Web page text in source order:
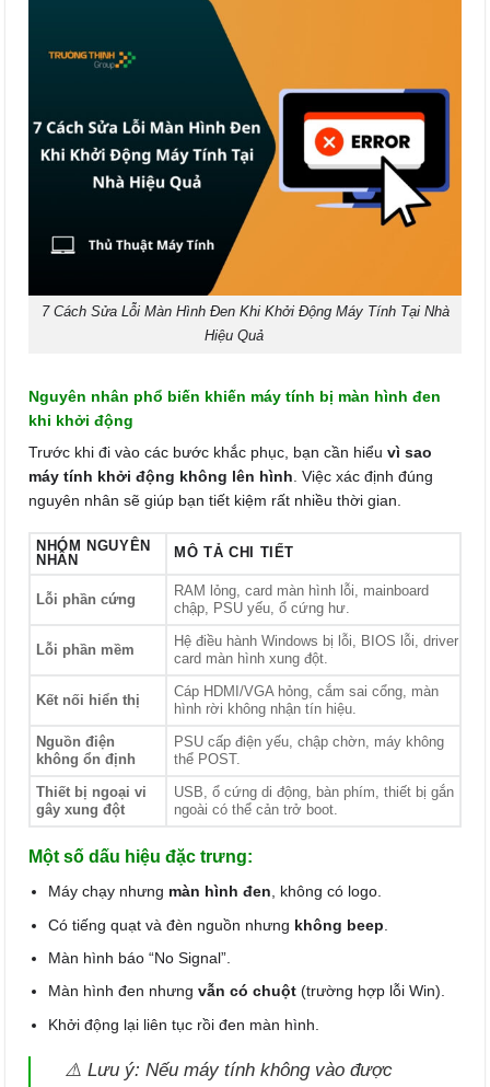
7 Cách Sửa Lỗi Màn Hình Đen Khi Khởi Động Máy Tính Tại Nhà
Hiệu Quả
Nguyên nhân phổ biến khiến máy tính bị màn hình đen
khi khởi động
Trước khi đi vào các bước khắc phục, bạn cần hiểu vì sao
máy tính khởi động không lên hình. Việc xác định đúng
nguyên nhân sẽ giúp bạn tiết kiệm rất nhiều thời gian.
NHÓM NGUYÊN
NHÂN
MÔ TẢ CHI TIẾT
Lỗi phần cứng
RAM lỏng, card màn hình lỗi, mainboard
chập, PSU yếu, ổ cứng hư.
Lỗi phần mềm
Hệ điều hành Windows bị lỗi, BIOS lỗi, driver
card màn hình xung đột.
Kết nối hiển thị
Cáp HDMI/VGA hỏng, cắm sai cổng, màn
hình rời không nhận tín hiệu.
Nguồn điện
không ổn định
PSU cấp điện yếu, chập chờn, máy không
thể POST.
Thiết bị ngoại vi
gây xung đột
USB, ổ cứng di động, bàn phím, thiết bị gắn
ngoài có thể cản trở boot.
Một số dấu hiệu đặc trưng:
Máy chạy nhưng màn hình đen, không có logo.
Có tiếng quạt và đèn nguồn nhưng không beep
Màn hình báo “No Signal”.
Màn hình đen nhưngvẫn có chuột (trường hợp lỗi Win).
Khởi động lại liên tục rồi đen màn hình.
⚠️ Lưu ý: Nếu máy tính không vào được